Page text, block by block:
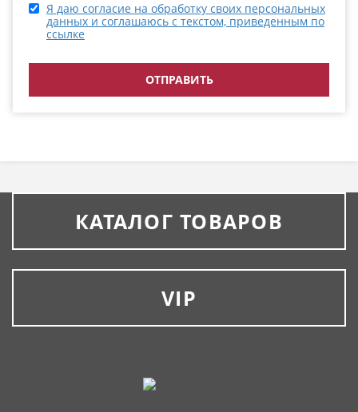
Я даю согласие на обработку своих персональных
данных и соглашаюсь с текстом, приведенным по
ссылке
КАТАЛОГ ТОВАРОВ
VIP